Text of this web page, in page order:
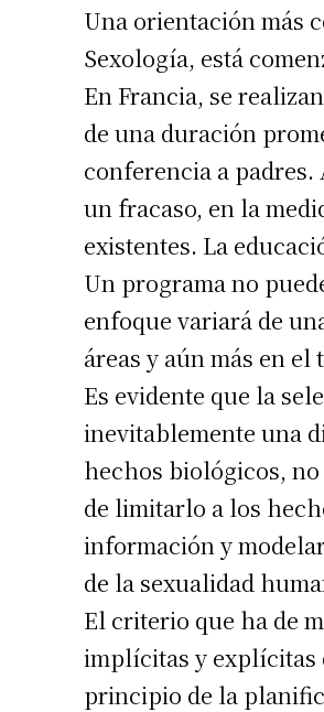
Una orientación más
Sexología, está
En Francia, se
de una duración
conferencia a
un fracaso, en la
existentes. La
Un programa no
enfoque variará de
áreas y aún más en
Es evidente que la
inevitablemente una
hechos biológicos,
de limitarlo a los
información y
de la sexualidad
El criterio que ha de
implícitas y explícitas
principio de la